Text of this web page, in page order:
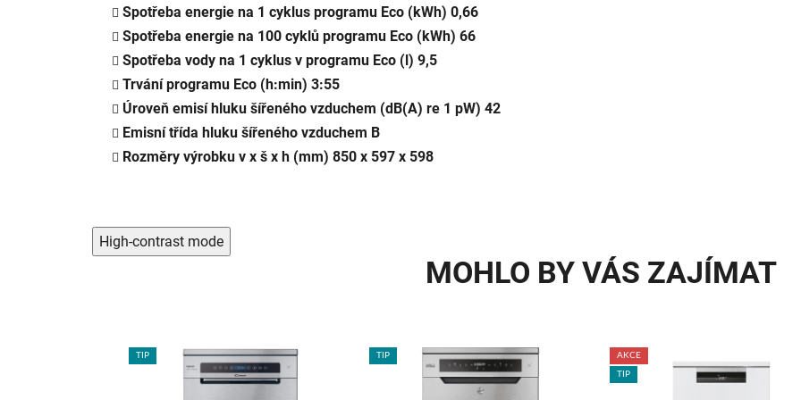
Spotřeba energie na 1 cyklus programu Eco (kWh) 0,66
Spotřeba energie na 100 cyklů programu Eco (kWh) 66
Spotřeba vody na 1 cyklus v programu Eco (l) 9,5
Trvání programu Eco (h:min) 3:55
Úroveň emisí hluku šířeného vzduchem (dB(A) re 1 pW) 42
Emisní třída hluku šířeného vzduchem B
Rozměry výrobku v x š x h (mm) 850 x 597 x 598
High-contrast mode
MOHLO BY VÁS ZAJÍMAT
TIP TIP AKCE
TIP